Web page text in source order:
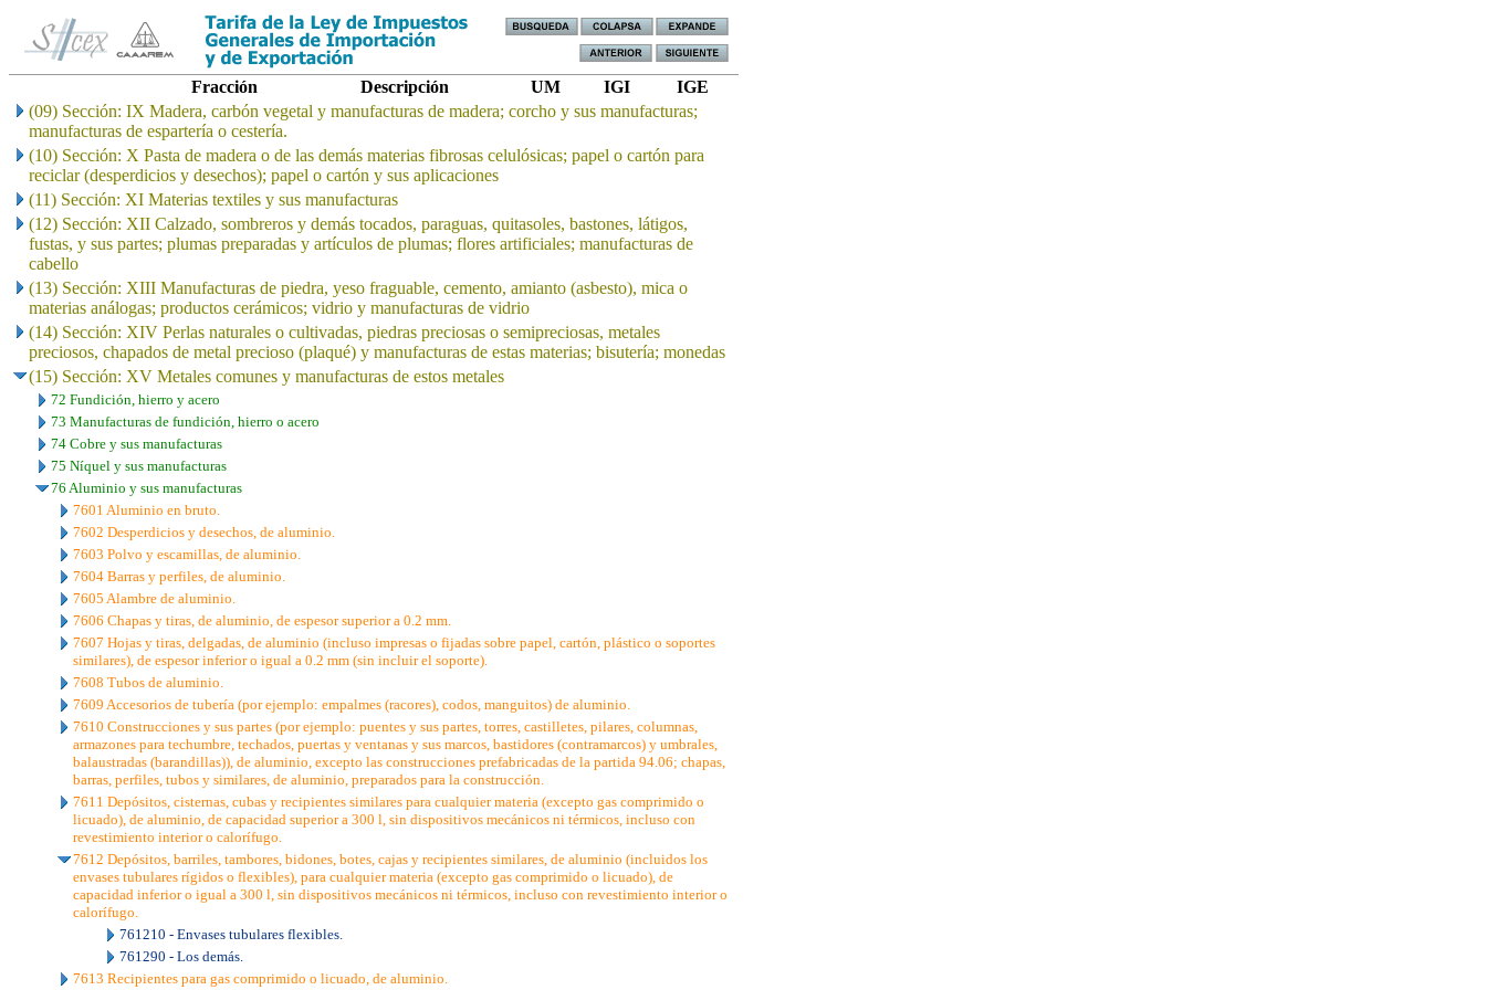
Fracción Descripción UM IGI
IGE
(09) Sección: IX Madera, carbón vegetal y manufacturas de madera; corcho y sus manufacturas;
manufacturas de espartería o cestería.
(10) Sección: X Pasta de madera o de las demás materias fibrosas celulósicas; papel o cartón para
reciclar (desperdicios y desechos); papel o cartón y sus aplicaciones
(11) Sección: XI Materias textiles y sus manufacturas
(12) Sección: XII Calzado, sombreros y demás tocados, paraguas, quitasoles, bastones, látigos,
fustas, y sus partes; plumas preparadas y artículos de plumas; flores artificiales; manufacturas de
cabello
(13) Sección: XIII Manufacturas de piedra, yeso fraguable, cemento, amianto (asbesto), mica o
materias análogas; productos cerámicos; vidrio y manufacturas de vidrio
(14) Sección: XIV Perlas naturales o cultivadas, piedras preciosas o semipreciosas, metales
preciosos, chapados de metal precioso (plaqué) y manufacturas de estas materias; bisutería; monedas
(15) Sección: XV Metales comunes y manufacturas de estos metales
72 Fundición, hierro y acero
73 Manufacturas de fundición, hierro o acero
74 Cobre y sus manufacturas
75 Níquel y sus manufacturas
76 Aluminio y sus manufacturas
7601 Aluminio en bruto.
7602 Desperdicios y desechos, de aluminio.
7603 Polvo y escamillas, de aluminio.
7604 Barras y perfiles, de aluminio.
7605 Alambre de aluminio.
7606 Chapas y tiras, de aluminio, de espesor superior a 0.2 mm.
7607 Hojas y tiras, delgadas, de aluminio (incluso impresas o fijadas sobre papel, cartón, plástico o soportes
similares), de espesor inferior o igual a 0.2 mm (sin incluir el soporte).
7608 Tubos de aluminio.
7609 Accesorios de tubería (por ejemplo: empalmes (racores), codos, manguitos) de aluminio.
7610 Construcciones y sus partes (por ejemplo: puentes y sus partes, torres, castilletes, pilares, columnas,
armazones para techumbre, techados, puertas y ventanas y sus marcos, bastidores (contramarcos) y umbrales,
balaustradas (barandillas)), de aluminio, excepto las construcciones prefabricadas de la partida 94.06; chapas,
barras, perfiles, tubos y similares, de aluminio, preparados para la construcción.
7611 Depósitos, cisternas, cubas y recipientes similares para cualquier materia (excepto gas comprimido o
licuado), de aluminio, de capacidad superior a 300 l, sin dispositivos mecánicos ni térmicos, incluso con
revestimiento interior o calorífugo.
7612 Depósitos, barriles, tambores, bidones, botes, cajas y recipientes similares, de aluminio (incluidos los
envases tubulares rígidos o flexibles), para cualquier materia (excepto gas comprimido o licuado), de
capacidad inferior o igual a 300 l, sin dispositivos mecánicos ni térmicos, incluso con revestimiento interior o
calorífugo.
761210 - Envases tubulares flexibles.
761290 - Los demás.
7613 Recipientes para gas comprimido o licuado, de aluminio.